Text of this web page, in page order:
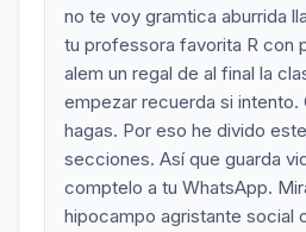
no te voy gramtica aburrida
tu professora favorita R con
alem un regal de al final la
empezar recuerda si intento.
hagas. Por eso he divido
secciones. Así que guarda
comptelo a tu WhatsApp.
hipocampo agristante social